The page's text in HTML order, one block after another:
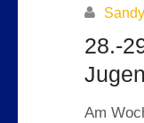
28.-
Am